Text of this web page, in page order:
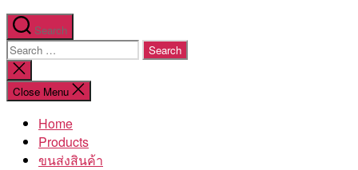
Search
Search
for:
Close
search
Close Menu
Home
Products
ขนส่งสินค้า